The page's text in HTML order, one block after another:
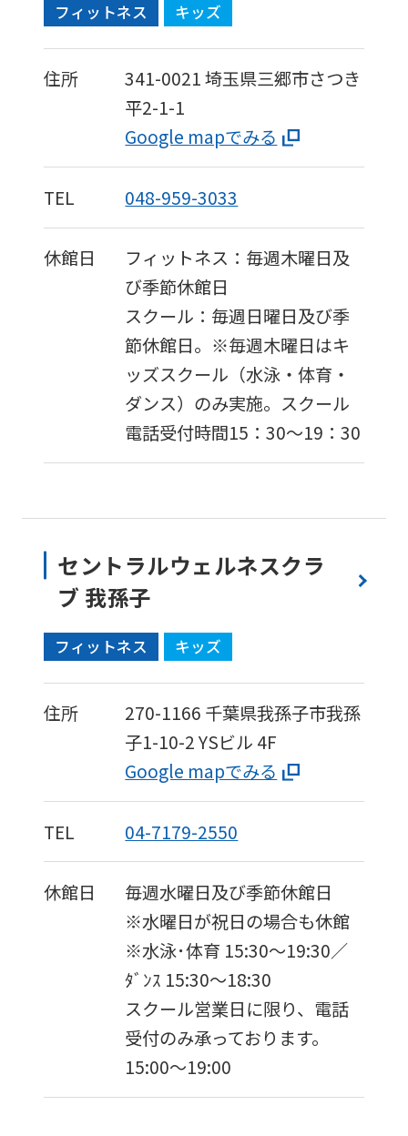
フィットネス キッズ
住所 341-0021埼玉県三郷市さつき
平2-1-1
Google mapでみる
TEL 048-959-3033
休館日
フィットネス：毎週木曜日及
び季節休館日
スクール：毎週日曜日及び季
節休館日。※毎週木曜日はキ
ッズスクール（水泳・体育・
ダンス）のみ実施。スクール
電話受付時間15：30～19：30
セントラルウェルネスクラ
ブ 我孫子
フィットネス キッズ
住所 270-1166 千葉県我孫子市我孫
子1-10-2YSビル 4F
Google mapでみる
TEL 04-7179-2550
休館日
毎週水曜日及び季節休館日
※水曜日が祝日の場合も休館
※水泳･体育 15:30〜19:30／
ﾀﾞﾝｽ 15:30～18:30
スクール営業日に限り、電話
受付のみ承っております。
15:00〜19:00